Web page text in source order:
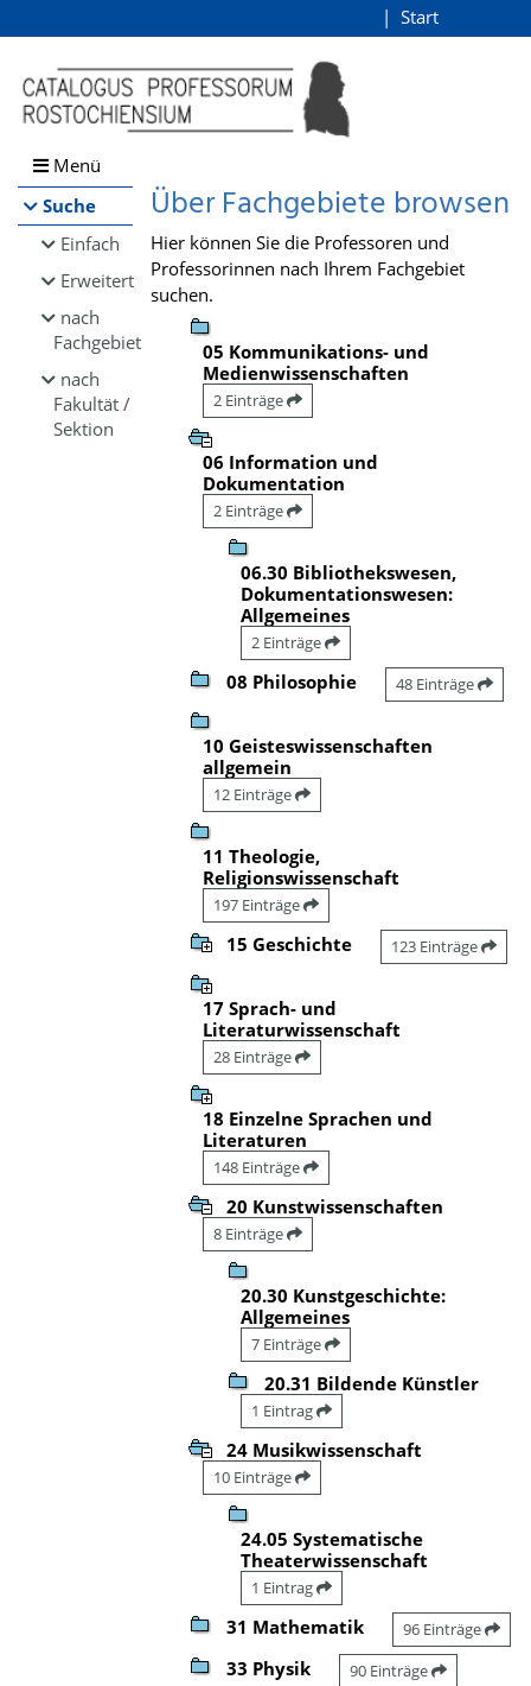
Browsen
direkt zum Inhalt
Start
Menü
Suche
Einfach
Erweitert
nach
Fachgebiet
nach
Fakultät /
Sektion
Über Fachgebiete browsen
Hier können Sie die Professoren und
Professorinnen nach Ihrem Fachgebiet
suchen.
05 Kommunikations- und
Medienwissenschaften
2 Einträge
06 Information und
Dokumentation
2 Einträge
06.30 Bibliothekswesen,
Dokumentationswesen:
Allgemeines
2 Einträge
08 Philosophie 48 Einträge
10 Geisteswissenschaften
allgemein
12 Einträge
11 Theologie,
Religionswissenschaft
197 Einträge
15 Geschichte 123 Einträge
17 Sprach- und
Literaturwissenschaft
28 Einträge
18 Einzelne Sprachen und
Literaturen
148 Einträge
20 Kunstwissenschaften
8 Einträge
20.30 Kunstgeschichte:
Allgemeines
7 Einträge
20.31 Bildende Künstler
1 Eintrag
24 Musikwissenschaft
10 Einträge
24.05 Systematische
Theaterwissenschaft
1 Eintrag
31 Mathematik 96 Einträge
33 Physik 90 Einträge